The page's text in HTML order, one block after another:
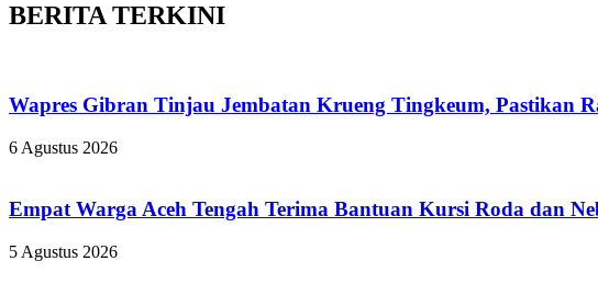
BERITA TERKINI
Wapres Gibran Tinjau Jembatan Krueng Tingkeum, Pastikan
6 Agustus 2026
Empat Warga Aceh Tengah Terima Bantuan Kursi Roda dan
5 Agustus 2026